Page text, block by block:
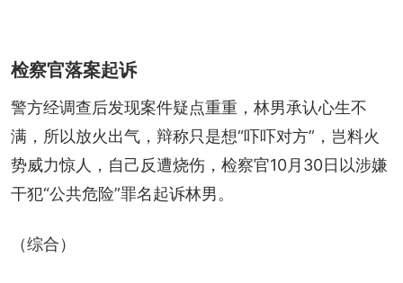
检察官落案起诉
警方经调查后发现案件疑点重重，林男承认心生不
满，所以放火出气，辩称只是想“吓吓对方”，岂料火
势威力惊人，自己反遭烧伤，检察官10月30日以涉嫌
干犯“公共危险”罪名起诉林男。
（综合）